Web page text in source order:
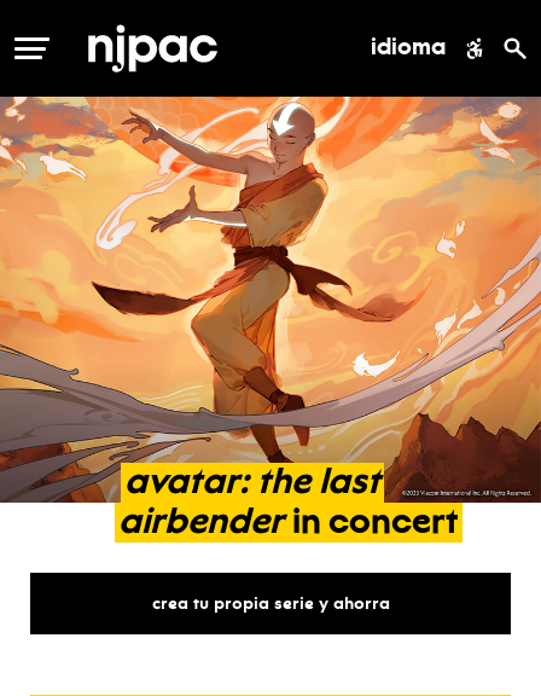
MENÚ idioma
avatar: the last
airbender in concert
crea tu propia serie y ahorra